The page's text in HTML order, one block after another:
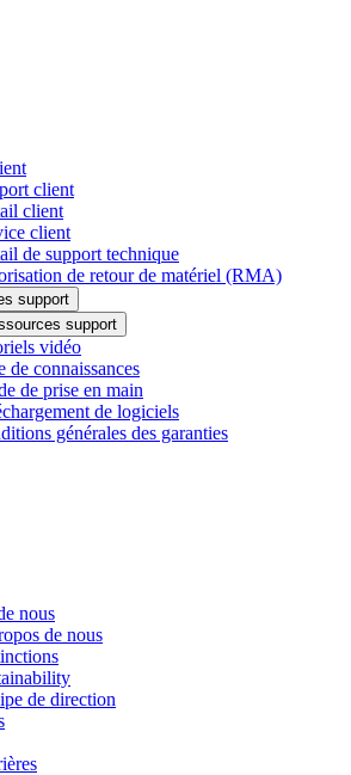
client
client
client
de support technique
de retour de matériel (RMA)
support
support
vidéo
de connaissances
de prise en main
de logiciels
générales des garanties
nous
de nous
de direction